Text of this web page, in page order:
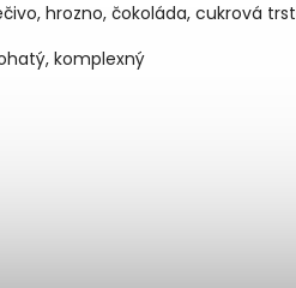
hrozno, čokoláda, cukrová
komplexný